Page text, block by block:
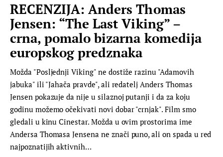
RECENZIJA: Anders Thomas
Jensen: “The Last Viking” –
crna, pomalo bizarna komedija
europskog predznaka
Možda "Posljednji Viking" ne dostiže razinu "Adamovih
jabuka" ili "Jahača pravde", ali redatelj Anders Thomas
Jensen pokazuje da nije u silaznoj putanji i da za koju
godinu možemo očekivati novi dobar "crnjak". Film smo
gledali u kinu Cinestar. Možda u ovim prostorima ime
Andersa Thomasa Jensena ne znači puno, ali on spada u red
najpoznatijih aktivnih…